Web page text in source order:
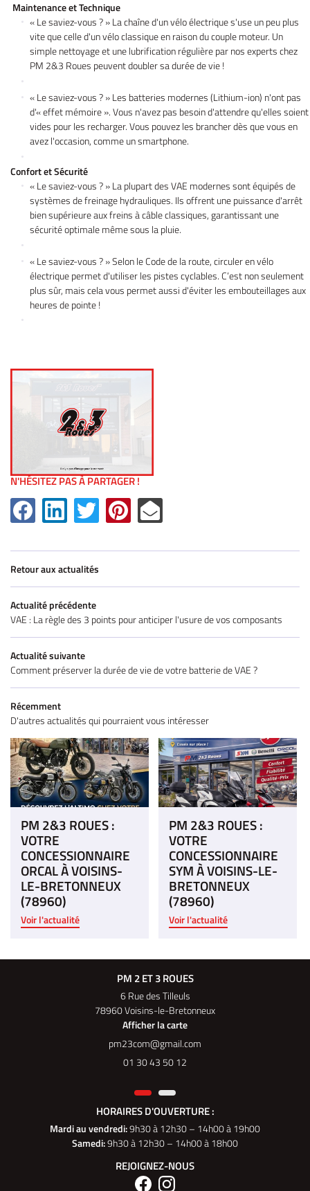
Accueil
Vélos
Services
votre véhicule
Actualités
Contact
UNE
Maintenance et Technique
« Le saviez-vous ? » La chaîne d'un vélo électrique s'use un peu plus
vite que celle d'un vélo classique en raison du couple moteur. Un
simple nettoyage et une lubrification régulière par nos experts chez
PM 2&3 Roues peuvent doubler sa durée de vie !
« Le saviez-vous ? » Les batteries modernes (Lithium-ion) n'ont pas
d'« effet mémoire ». Vous n'avez pas besoin d'attendre qu'elles soient
vides pour les recharger. Vous pouvez les brancher dès que vous en
avez l'occasion, comme un smartphone.
Confort et Sécurité
« Le saviez-vous ? » La plupart des VAE modernes sont équipés de
systèmes de freinage hydrauliques. Ils offrent une puissance d'arrêt
bien supérieure aux freins à câble classiques, garantissant une
sécurité optimale même sous la pluie.
« Le saviez-vous ? » Selon le Code de la route, circuler en vélo
électrique permet d'utiliser les pistes cyclables. C’est non seulement
plus sûr, mais cela vous permet aussi d'éviter les embouteillages aux
heures de pointe !
N'HÉSITEZ PAS À PARTAGER !
Retour aux actualités
Actualité précédente
VAE : La règle des 3 points pour anticiper l'usure de vos composants
Actualité suivante
Comment préserver la durée de vie de votre batterie de VAE ?
Récemment
D'autres actualités qui pourraient vous intéresser
PM 2&3 ROUES :
VOTRE
CONCESSIONNAIRE
ORCAL À VOISINS-
LE-BRETONNEUX
(78960)
Voir l'actualité
PM 2&3 ROUES :
VOTRE
CONCESSIONNAIRE
SYM À VOISINS-LE-
BRETONNEUX
(78960)
Voir l'actualité
PM 2 ET 3 ROUES
6 Rue des Tilleuls
78960 Voisins-le-Bretonneux
Afficher la carte
01 30 43 50 12
HORAIRES D'OUVERTURE :
Mardi au vendredi:9h30 à 12h30 – 14h00 à 19h00
Samedi:9h30 à 12h30 – 14h00 à 18h00
REJOIGNEZ-NOUS